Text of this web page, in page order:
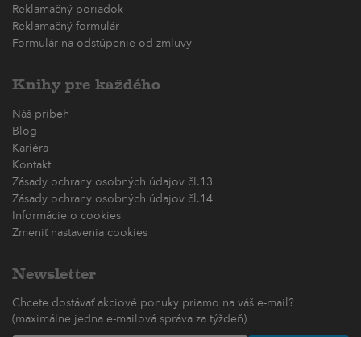
Reklamačný poriadok
Reklamačný formulár
Formulár na odstúpenie od zmluvy
Knihy pre každého
Náš príbeh
Blog
Kariéra
Kontakt
Zásady ochrany osobných údajov čl.13
Zásady ochrany osobných údajov čl.14
Informácie o cookies
Zmeniť nastavenia cookies
Newsletter
Chcete dostávať akciové ponuky priamo na váš e-mail?
(maximálne jedna e-mailová správa za týždeň)